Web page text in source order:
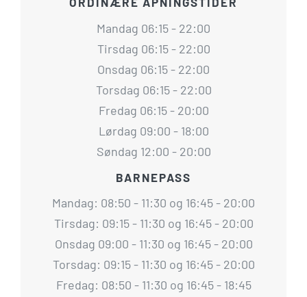
Mandag 06:15 - 22:00
Tirsdag 06:15 - 22:00
Onsdag 06:15 - 22:00
Torsdag 06:15 - 22:00
Fredag 06:15 - 20:00
Lørdag 09:00 - 18:00
Søndag 12:00 - 20:00
BARNEPASS
Mandag: 08:50 - 11:30 og 16:45 - 20:00
Tirsdag: 09:15 - 11:30 og 16:45 - 20:00
Onsdag 09:00 - 11:30 og 16:45 - 20:00
Torsdag: 09:15 - 11:30 og 16:45 - 20:00
Fredag: 08:50 - 11:30 og 16:45 - 18:45